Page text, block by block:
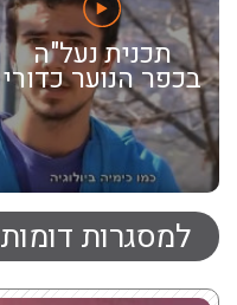
תכנית נעל"ה
בכפר הנוער כדורי
למסגרות דומות